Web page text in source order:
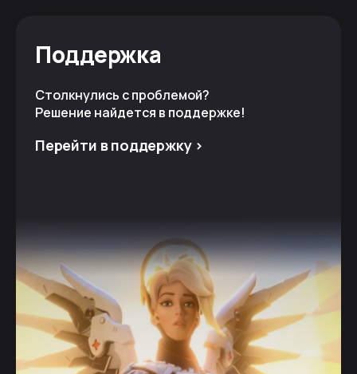
Поддержка
Столкнулись с проблемой?
Решение найдется в поддержке!
Перейти в поддержку >